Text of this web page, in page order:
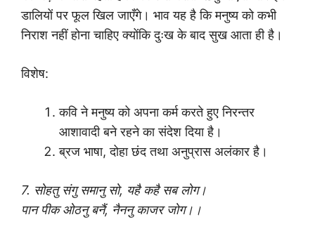
डालियों पर फूल खिल जाएँगे। भाव यह है कि मनुष्य को कभी
निराश नहीं होना चाहिए क्योंकि दुःख के बाद सुख आता ही है।
विशेष:
कवि ने मनुष्य को अपना कर्म करते हुए निरन्तर
आशावादी बने रहने का संदेश दिया है।
ब्रज भाषा, दोहा छंद तथा अनुप्रास अलंकार है।
7. सोहतु संगु समानु सो, यहै कहै सब लोग।
पान पीक ओठनु बनैं, नैननु काजर जोग।।